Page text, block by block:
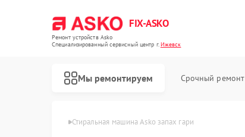
FIX-ASKO
Ремонт устройств Asko
Специализированный cервисный центр г.Ижевск
Мы ремонтируем Срочный ремонт
Стиральная машина Asko запах гари